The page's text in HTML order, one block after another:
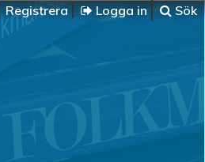
Registrera Logga in Sök